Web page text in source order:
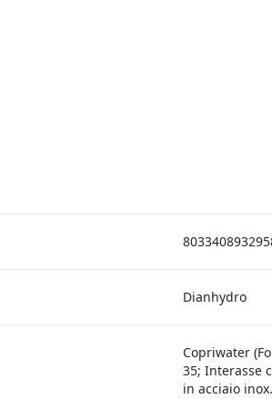
Dianhydro
Copriwater
35; Interasse
in acciaio inox.